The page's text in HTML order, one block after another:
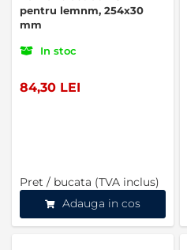
pentru lemnm, 254x30
mm
In stoc
84,30 LEI
Pret / bucata (TVA inclus)
Adauga in cos